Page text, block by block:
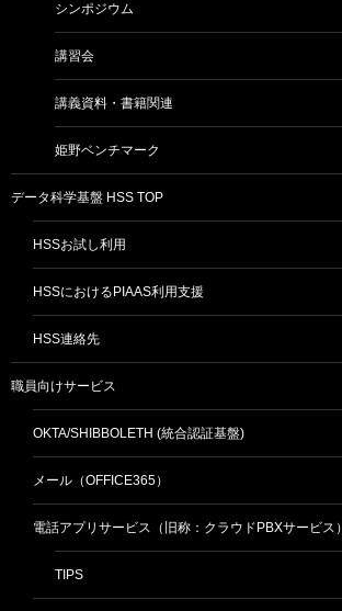
シンポジウム
講習会
講義資料・書籍関連
姫野ベンチマーク
データ科学基盤 HSS TOP
HSSお試し利用
HSSにおけるPIAAS利用支援
HSS連絡先
職員向けサービス
OKTA/SHIBBOLETH (統合認証基盤)
メール（OFFICE365）
電話アプリサービス（旧称：クラウドPBXサービス）
TIPS